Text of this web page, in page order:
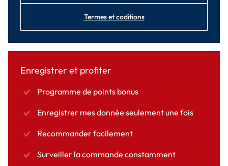
Termes et coditions
Enregistrer et profiter
Programme de points bonus
Enregistrer mes donnée seulement une fois
Recommander facilement
Surveiller la commande constamment